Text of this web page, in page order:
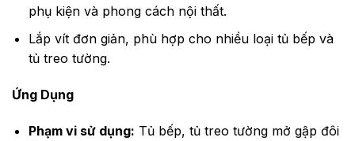
phụ kiện và phong cách nội thất.
Lắp vít đơn giản, phù hợp cho nhiều loại tủ bếp và
tủ treo tường.
Ứng Dụng
Phạm vi sử dụng: Tủ bếp, tủ treo tường mở gập đôi